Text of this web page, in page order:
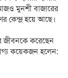
মুনশী বাজারের
কেন্দ্র হয়ে আছে।
জীবনকে করেছেন
কয়েকজন হলেন: